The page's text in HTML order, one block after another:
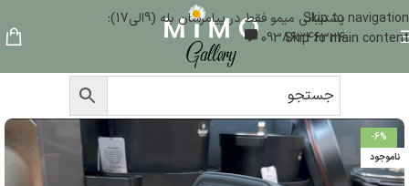
Skip to navigation
Skip to main content
پشتیبانی میمو فقط در پیامرسان بله (9الی17):
09386346324
-6%
ناموجود